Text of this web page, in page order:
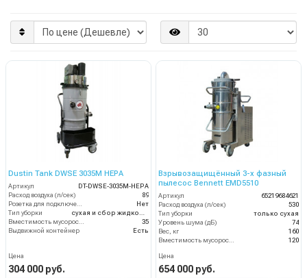
Dustin Tank DWSE 3035M HEPA
Артикул
DT-DWSE-3035M-HEPA
Расход воздуха (л/сек)
89
Нет
Тип уборки
35
Выдвижной контейнер
Есть
Цена
304 000 руб.
Взрывозащищённый 3-х фазный
пылесос Bennett EMD5510
Артикул
65219684621
Расход воздуха (л/сек)
530
Тип уборки
только сухая
Уровень шума (дБ)
74
Вес, кг
160
120
Цена
654 000 руб.